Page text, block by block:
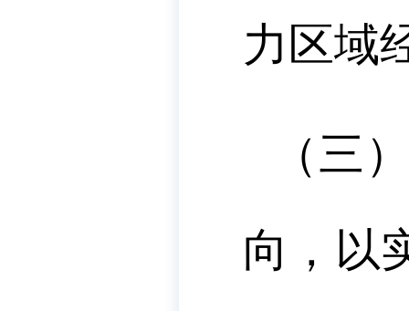
力区域
（三
向，以